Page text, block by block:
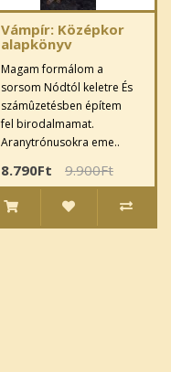
Vámpír: Középkor
alapkönyv
Magam formálom a
sorsom Nódtól keletre És
számûzetésben építem
fel birodalmamat.
Aranytrónusokra eme..
8.790Ft 9.900Ft